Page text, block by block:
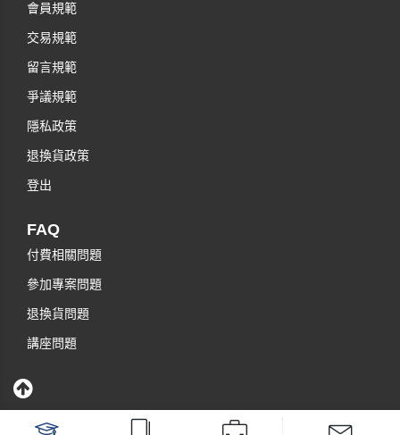
會員規範
交易規範
留言規範
爭議規範
隱私政策
退換貨政策
登出
FAQ
付費相關問題
參加專案問題
退換貨問題
講座問題